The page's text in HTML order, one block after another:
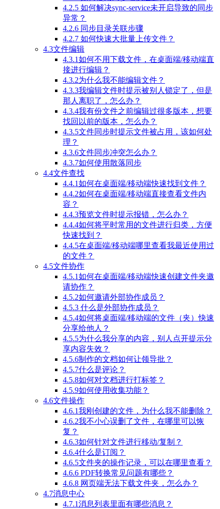
4.2.5 如何解决sync-service未开启导致的同步
异常？
4.2.6 同步目录关联步骤
4.2.7 如何快速大批量上传文件？
4.3文件编辑
4.3.1如何不用下载文件，在桌面端/移动端直
接进行编辑？
4.3.2为什么我不能编辑文件？
4.3.3我编辑文件时提示被别人锁定了，但是
那人离职了，怎么办？
4.3.4我有份文件之前编辑过很多版本，想要
找回以前的版本，怎么办？
4.3.5文件同步时提示文件被占用，该如何处
理？
4.3.6文件同步冲突怎么办？
4.3.7如何使用散落同步
4.4文件查找
4.4.1如何在桌面端/移动端快速找到文件？
4.4.2如何在桌面端/移动端直接查看文件内
容？
4.4.3预览文件时提示报错，怎么办？
4.4.4如何将平时常用的文件进行归类，方便
快速找到？
4.4.5在桌面端/移动端哪里查看我最近使用过
的文件？
4.5文件协作
4.5.1如何在桌面端/移动端快速创建文件夹邀
请协作？
4.5.2如何邀请外部协作成员？
4.5.3 什么是外部协作成员？
4.5.4如何将桌面端/移动端的文件（夹）快速
分享给他人？
4.5.5为什么我分享的内容，别人点开提示分
享内容失效？
4.5.6制作的文档如何让领导批？
4.5.7什么是评论？
4.5.8如何对文档进行打标签？
4.5.9如何使用收集功能？
4.6文件操作
4.6.1我刚创建的文件，为什么我不能删除？
4.6.2我不小心误删了文件，在哪里可以恢
复？
4.6.3如何针对文件进行移动/复制？
4.6.4什么是订阅？
4.6.5文件夹的操作记录，可以在哪里查看？
4.6.6 PDF转换常见问题有哪些？
4.6.8 网页端无法下载文件夹，怎么办？
4.7消息中心
4.7.1消息列表里面有哪些消息？